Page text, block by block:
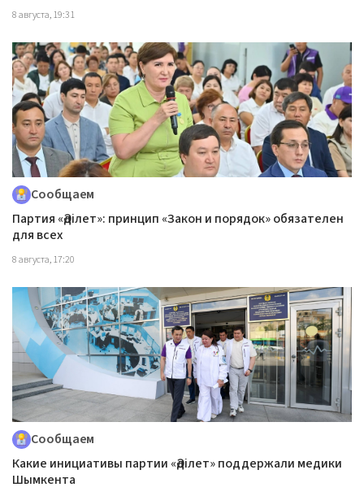
8 августа, 19:31
Сообщаем
Партия «Әділет»: принцип «Закон и порядок» обязателен
для всех
8 августа, 17:20
Сообщаем
Какие инициативы партии «Әділет» поддержали медики
Шымкента